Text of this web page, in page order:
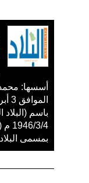
بمسمى البلاد في 1378/7/16 هـ –